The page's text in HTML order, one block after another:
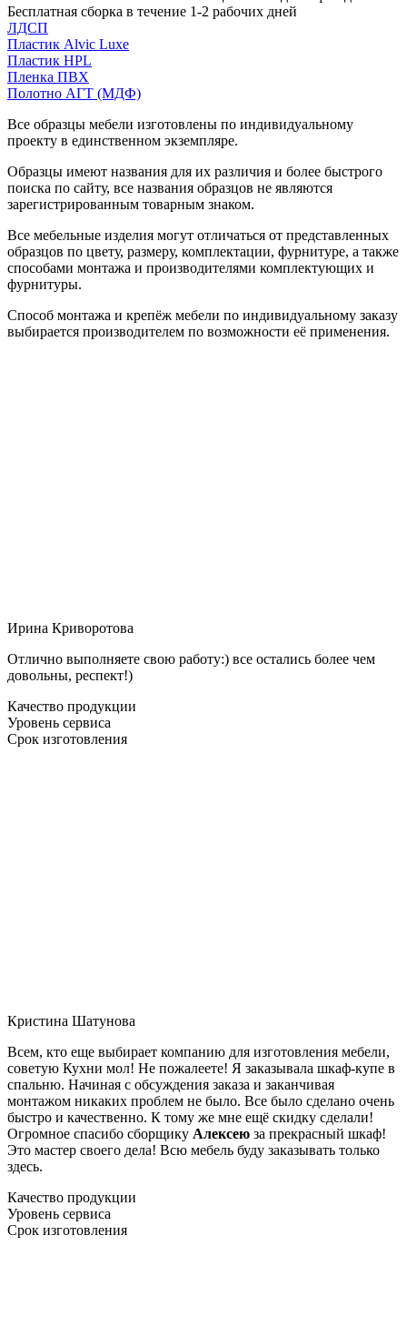
Бесплатная сборка в течение 1-2 рабочих дней
ЛДСП
Пластик Alvic Luxe
Пластик HPL
Пленка ПВХ
Полотно АГТ (МДФ)
Все образцы мебели изготовлены по индивидуальному
проекту в единственном экземпляре.
Образцы имеют названия для их различия и более быстрого
поиска по сайту, все названия образцов не являются
зарегистрированным товарным знаком.
Все мебельные изделия могут отличаться от представленных
образцов по цвету, размеру, комплектации, фурнитуре, а также
способами монтажа и производителями комплектующих и
фурнитуры.
Способ монтажа и крепёж мебели по индивидуальному заказу
выбирается производителем по возможности её применения.
Ирина Криворотова
Отлично выполняете свою работу:) все остались более чем
довольны, респект!)
Качество продукции
Уровень сервиса
Срок изготовления
Кристина Шатунова
Всем, кто еще выбирает компанию для изготовления мебели,
советую Кухни мол! Не пожалеете! Я заказывала шкаф-купе в
спальню. Начиная с обсуждения заказа и заканчивая
монтажом никаких проблем не было. Все было сделано очень
быстро и качественно. К тому же мне ещё скидку сделали!
Огромное спасибо сборщику Алексею за прекрасный шкаф!
Это мастер своего дела! Всю мебель буду заказывать только
здесь.
Качество продукции
Уровень сервиса
Срок изготовления